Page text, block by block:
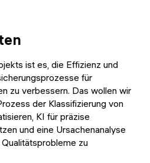
ist es, die Effizienz und
für
zu verbessern. Das wollen wir
der Klassifizierung von
KI für präzise
und eine Ursachenanalyse
zu